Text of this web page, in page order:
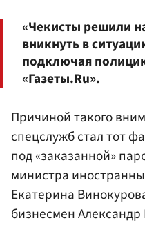
«Чекисты решили
вникнуть в
подключая
«Газеты.Ru».
Причиной такого
спецслужб стал тот
под «заказанной»
министра
Екатерина
бизнесмен